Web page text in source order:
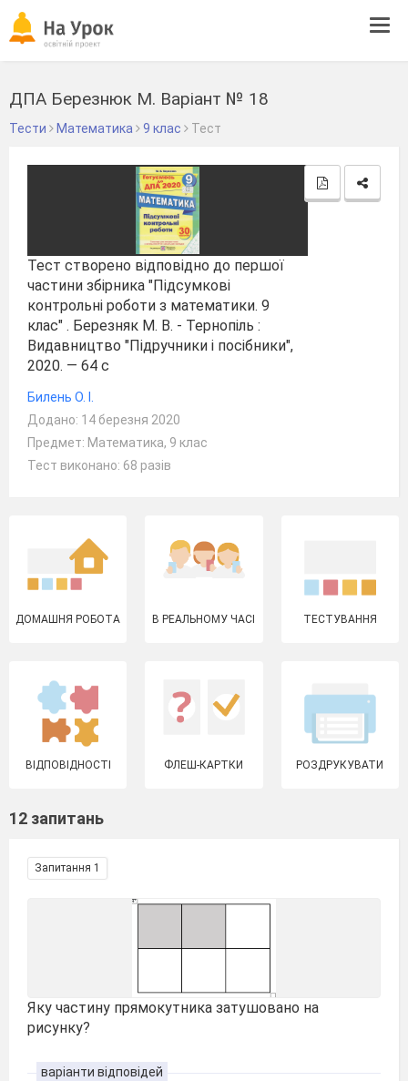
ДПА Березнюк М. Варіант № 18
Тести Математика 9 клас Тест
Тест створено відповідно до першої
частини збірника "Підсумкові
контрольні роботи з математики. 9
клас" . Березняк М. В. - Тернопіль :
Видавництво "Підручники і посібники",
2020. — 64 с
Билень О. І.
Додано: 14 березня 2020
Предмет: Математика, 9 клас
Тест виконано: 68 разів
ДОМАШНЯ РОБОТА В РЕАЛЬНОМУ ЧАСІ ТЕСТУВАННЯ
ВІДПОВІДНОСТІ ФЛЕШ-КАРТКИ РОЗДРУКУВАТИ
12 запитань
Запитання 1
Яку частину прямокутника затушовано на
рисунку?
варіанти відповідей